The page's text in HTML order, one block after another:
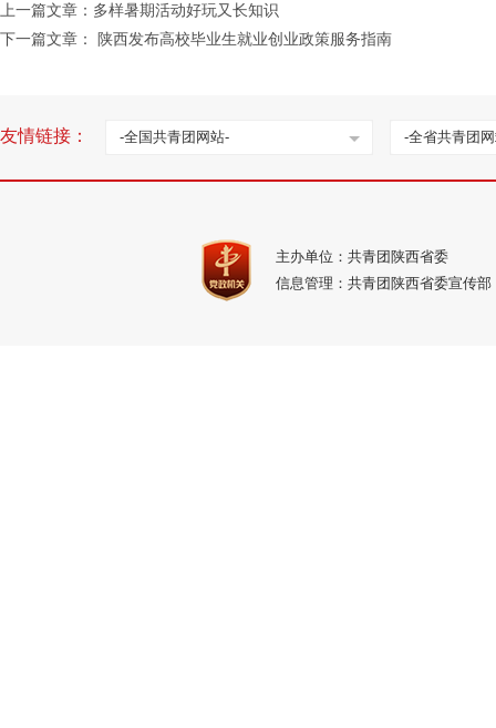
上一篇文章： 多样暑期活动好玩又长知识
下一篇文章：
陕西发布高校毕业生就业创业政策服务指南
友情链接： -全国共青团网站- -全省共青团
主办单位：共青团陕西省委
信息管理：共青团陕西省委宣传部